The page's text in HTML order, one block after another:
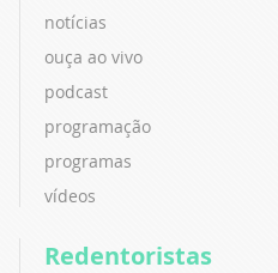
notícias
ouça ao vivo
podcast
programação
programas
vídeos
Redentoristas